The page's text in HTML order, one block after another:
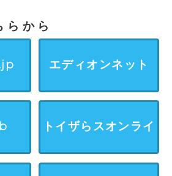
らから
エディオンネット
トイザらスオンライ